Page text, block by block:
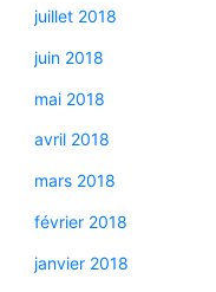
juillet 2018
juin 2018
mai 2018
avril 2018
mars 2018
février 2018
janvier 2018